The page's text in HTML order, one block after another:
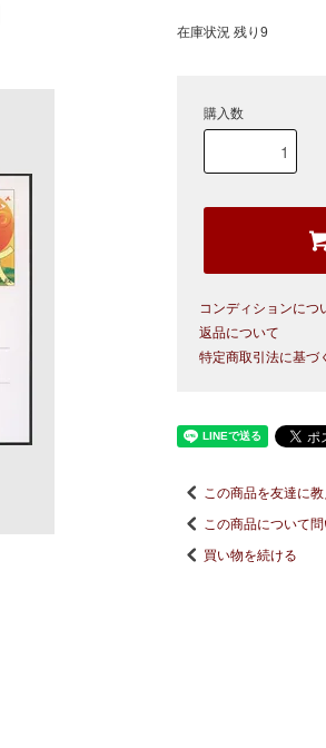
在庫状況 残り9
購入数
コンディションにつ
返品について
特定商取引法に基づ
この商品を友達に
この商品について
買い物を続ける